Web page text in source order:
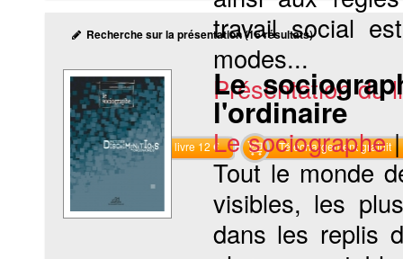
travail social
modes...
Présentation du
Commander le livre 12 € Téléchargement gratuit
Recherche sur la présentation (16 résultats)
Le
l'ordinaire
Le sociographe
Tout le monde
visibles, les
dans les replis